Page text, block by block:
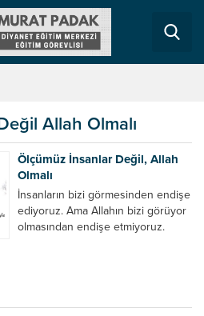
Allah Olmalı
Ölçümüz İnsanlar Değil, Allah
Olmalı
İnsanların bizi görmesinden endişe
ediyoruz. Ama Allahın bizi görüyor
olmasından endişe etmiyoruz.
kızmasından korkuyoruz. Ama Allah